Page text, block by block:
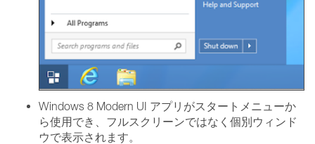
Windows 8 Modern UI アプリがスタートメニューか
ら使用でき、フルスクリーンではなく個別ウィンド
ウで表示されます。